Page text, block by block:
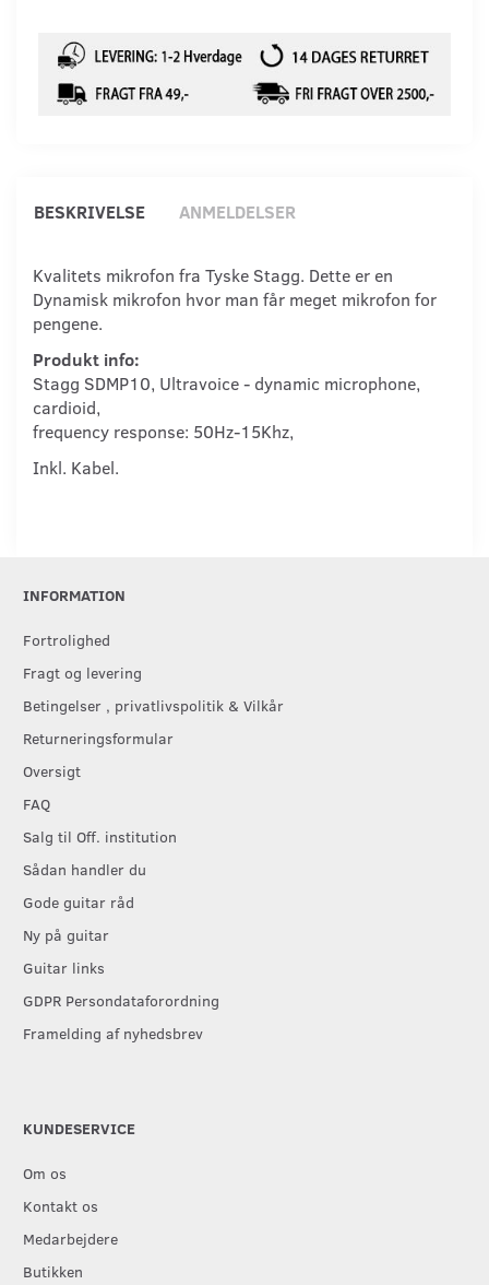
BESKRIVELSE ANMELDELSER
Kvalitets mikrofon fra Tyske Stagg. Dette er en
Dynamisk mikrofon hvor man får meget mikrofon for
pengene.
Produkt info:
Stagg SDMP10, Ultravoice - dynamic microphone,
cardioid,
frequency response: 50Hz-15Khz,
Inkl. Kabel.
INFORMATION
Fortrolighed
Fragt og levering
Betingelser , privatlivspolitik & Vilkår
Returneringsformular
Oversigt
FAQ
Salg til Off. institution
Sådan handler du
Gode guitar råd
Ny på guitar
Guitar links
GDPR Persondataforordning
Framelding af nyhedsbrev
KUNDESERVICE
Om os
Kontakt os
Medarbejdere
Butikken